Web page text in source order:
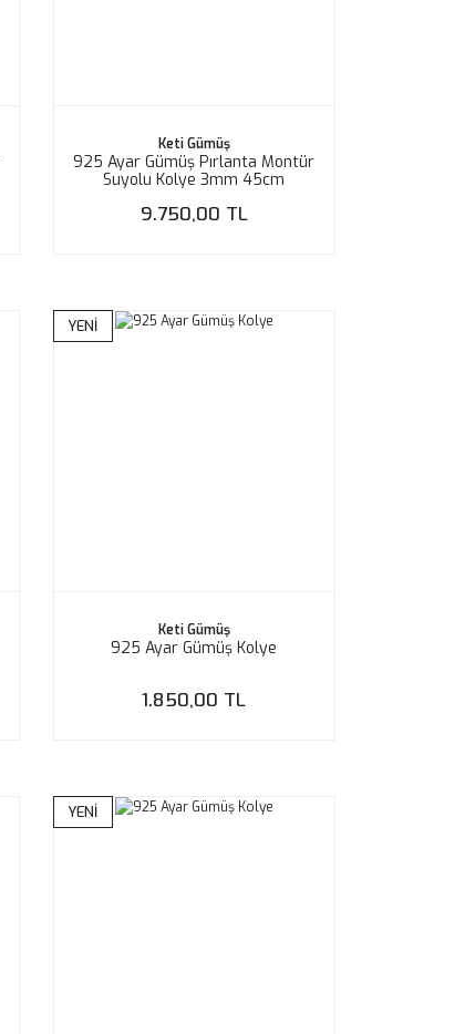
Keti Gümüş
925 Ayar Gümüş Pırlanta Montür
Suyolu Kolye 3mm 45cm
9.750,00 TL
YENİ
Keti Gümüş
925 Ayar Gümüş Kolye
1.850,00 TL
YENİ